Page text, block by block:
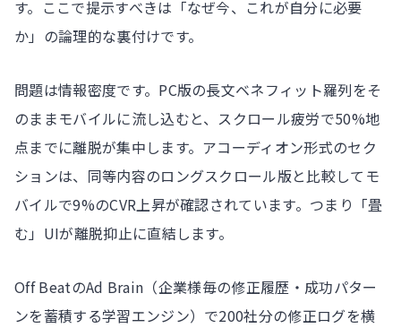
す。ここで提示すべきは「なぜ今、これが自分に必要
か」の論理的な裏付けです。
問題は情報密度です。PC版の長文ベネフィット羅列をそ
のままモバイルに流し込むと、スクロール疲労で50%地
点までに離脱が集中します。アコーディオン形式のセク
ションは、同等内容のロングスクロール版と比較してモ
バイルで9%のCVR上昇が確認されています。つまり「畳
む」UIが離脱抑止に直結します。
Off BeatのAd Brain（企業様毎の修正履歴・成功パター
ンを蓄積する学習エンジン）で200社分の修正ログを横